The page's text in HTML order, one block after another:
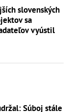
slovenských
sa
vyústil
Súboj stále